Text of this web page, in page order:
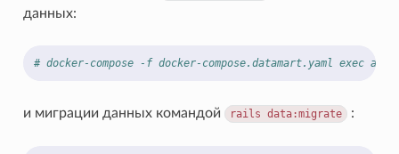
данных:
# docker-compose -f docker-compose.datamart.yaml exec
и миграции данных командой rails data:migrate :